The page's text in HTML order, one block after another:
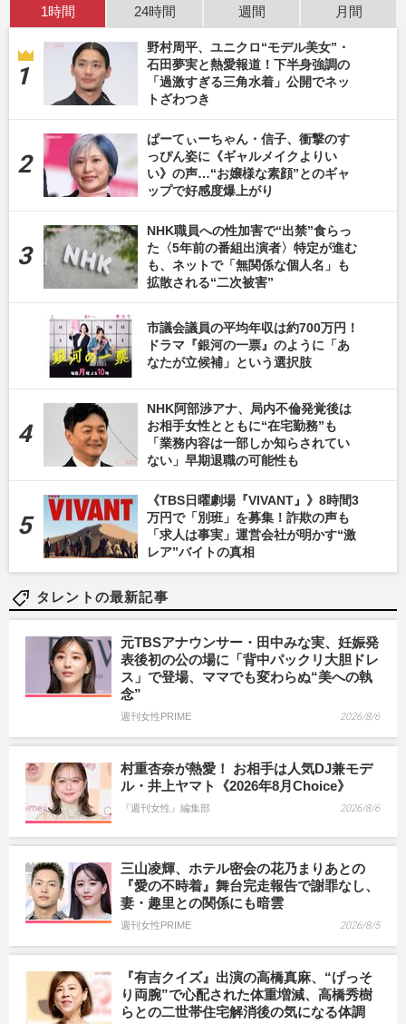
1時間 24時間 週間 月間
野村周平、ユニクロ“モデル美女”・
石田夢実と熱愛報道！下半身強調の
「過激すぎる三角水着」公開でネッ
トざわつき
ぱーてぃーちゃん・信子、衝撃のす
っぴん姿に《ギャルメイクよりい
い》の声…“お嬢様な素顔”とのギャ
ップで好感度爆上がり
NHK職員への性加害で“出禁”食らっ
た〈5年前の番組出演者〉特定が進む
も、ネットで「無関係な個人名」も
拡散される“二次被害”
市議会議員の平均年収は約700万円！
ドラマ『銀河の一票』のように「あ
なたが立候補」という選択肢
NHK阿部渉アナ、局内不倫発覚後は
お相手女性とともに“在宅勤務”も
「業務内容は一部しか知らされてい
ない」早期退職の可能性も
《TBS日曜劇場『VIVANT』》8時間3
万円で「別班」を募集！詐欺の声も
「求人は事実」運営会社が明かす“激
レア”バイトの真相
タレントの最新記事
元TBSアナウンサー・田中みな実、妊娠発
表後初の公の場に「背中パックリ大胆ドレ
ス」で登場、ママでも変わらぬ“美への執
念”
週刊女性PRIME 2026/8/6
村重杏奈が熱愛！ お相手は人気DJ兼モデ
ル・井上ヤマト《2026年8月Choice》
『週刊女性』編集部 2026/8/6
三山凌輝、ホテル密会の花乃まりあとの
『愛の不時着』舞台完走報告で謝罪なし、
妻・趣里との関係にも暗雲
週刊女性PRIME 2026/8/5
『有吉クイズ』出演の高橋真麻、“げっそ
り両腕”で心配された体重増減、高橋秀樹
らとの二世帯住宅解消後の気になる体調